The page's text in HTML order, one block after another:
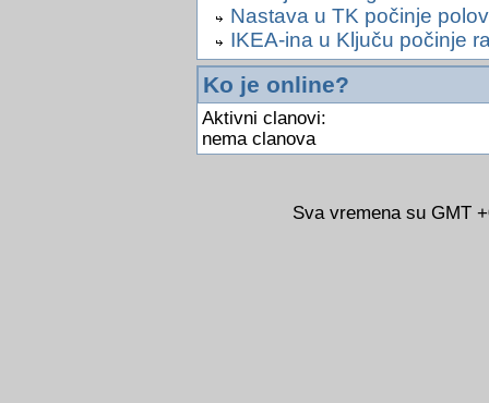
Nastava u TK počinje
IKEA-ina u Ključu počinje
Ko je online?
Aktivni clanovi:
nema clanova
Sva vremena su GMT